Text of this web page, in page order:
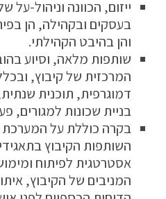
ייזום, הכוונה וניהול-
בעסקים ובקהילה, הן
והן בהיבט הקהילתי.
שותפות מלאה, וסיוע
המרכזית של קיבוץ,
דמוגרפית, תוכנית
בניית שכונות למגורים,
בקרה כוללת על
השותפות הקיבוץ
אסטרטגית לפיתוח
המניבים של הקיבוץ,